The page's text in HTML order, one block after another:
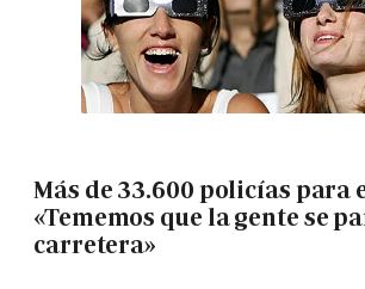
Más de 33.600 policías para
«Tememos que la gente se
carretera»